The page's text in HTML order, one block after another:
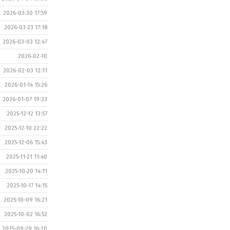
2026-03-30 17:59
2026-03-23 17:18
2026-03-03 12:47
2026-02-10
2026-02-03 12:11
2026-01-14 15:26
2026-01-07 19:33
2025-12-12 13:57
2025-12-10 22:22
2025-12-06 15:43
2025-11-21 11:40
2025-10-20 14:11
2025-10-17 14:15
2025-10-09 16:21
2025-10-02 16:52
2025-09-29 16:20